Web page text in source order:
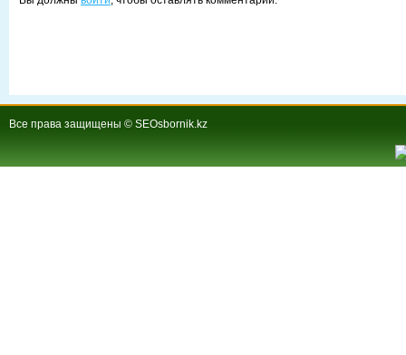
Все права защищены © SEOsbornik.kz